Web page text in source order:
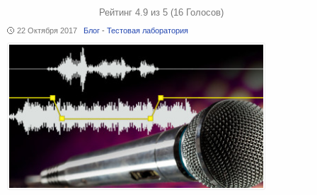
Рейтинг 4.9 из 5 (16 Голосов)
22 Октября 2017 Блог - Тестовая лаборатория